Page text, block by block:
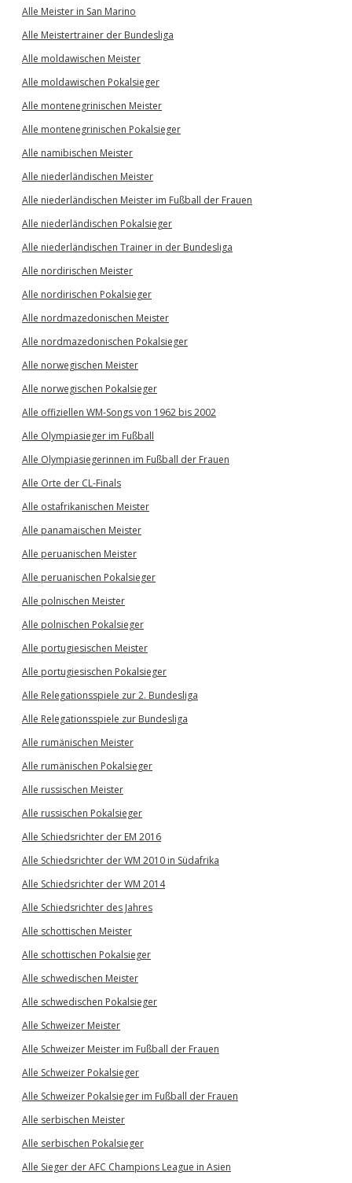
Alle Meister in San Marino
Alle Meistertrainer der Bundesliga
Alle moldawischen Meister
Alle moldawischen Pokalsieger
Alle montenegrinischen Meister
Alle montenegrinischen Pokalsieger
Alle namibischen Meister
Alle niederländischen Meister
Alle niederländischen Meister im Fußball der Frauen
Alle niederländischen Pokalsieger
Alle niederländischen Trainer in der Bundesliga
Alle nordirischen Meister
Alle nordirischen Pokalsieger
Alle nordmazedonischen Meister
Alle nordmazedonischen Pokalsieger
Alle norwegischen Meister
Alle norwegischen Pokalsieger
Alle offiziellen WM-Songs von 1962 bis 2002
Alle Olympiasieger im Fußball
Alle Olympiasiegerinnen im Fußball der Frauen
Alle Orte der CL-Finals
Alle ostafrikanischen Meister
Alle panamaischen Meister
Alle peruanischen Meister
Alle peruanischen Pokalsieger
Alle polnischen Meister
Alle polnischen Pokalsieger
Alle portugiesischen Meister
Alle portugiesischen Pokalsieger
Alle Relegationsspiele zur 2. Bundesliga
Alle Relegationsspiele zur Bundesliga
Alle rumänischen Meister
Alle rumänischen Pokalsieger
Alle russischen Meister
Alle russischen Pokalsieger
Alle Schiedsrichter der EM 2016
Alle Schiedsrichter der WM 2010 in Südafrika
Alle Schiedsrichter der WM 2014
Alle Schiedsrichter des Jahres
Alle schottischen Meister
Alle schottischen Pokalsieger
Alle schwedischen Meister
Alle schwedischen Pokalsieger
Alle Schweizer Meister
Alle Schweizer Meister im Fußball der Frauen
Alle Schweizer Pokalsieger
Alle Schweizer Pokalsieger im Fußball der Frauen
Alle serbischen Meister
Alle serbischen Pokalsieger
Alle Sieger der AFC Champions League in Asien